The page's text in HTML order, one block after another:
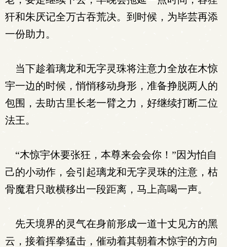
犴和朱厌记全万古吞荒决。到时候，为毕芸再添
一份助力。
当下趁着璃龙和无字灵珠将注意力全放在木惊
宇一边的时候，悄悄移动身形，准备挣脱两人的
包围，去助古里长老一臂之力，好继续打断二位
法王。
“木惊宇休要张狂，本尊来会会你！”因为怕自
己的小动作，会引起璃龙和无字灵珠的注意，枯
骨魔君只敢横移出一段距离，马上高喝一声。
先天境界的灵气在身前形成一道十丈见方的黑
云，接着挥拳猛击，催动着其朝着木惊宇的方向